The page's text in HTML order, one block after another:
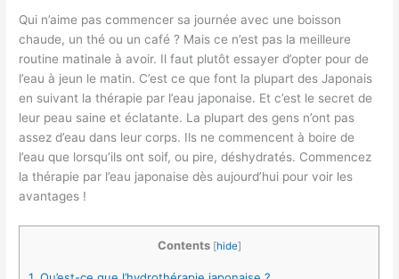
Qui n’aime pas commencer sa journée avec une boisson
chaude, un thé ou un café ? Mais ce n’est pas la meilleure
routine matinale à avoir. Il faut plutôt essayer d’opter pour de
l’eau à jeun le matin. C’est ce que font la plupart des Japonais
en suivant la thérapie par l’eau japonaise. Et c’est le secret de
leur peau saine et éclatante. La plupart des gens n’ont pas
assez d’eau dans leur corps. Ils ne commencent à boire de
l’eau que lorsqu’ils ont soif, ou pire, déshydratés. Commencez
la thérapie par l’eau japonaise dès aujourd’hui pour voir les
avantages !
Contents [hide]